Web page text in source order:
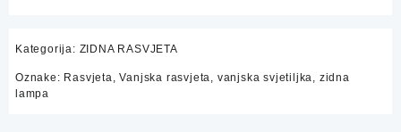
Kategorija: ZIDNA RASVJETA
Oznake: Rasvjeta ,Vanjska rasvjeta vanjska svjetiljka
zidna
lampa